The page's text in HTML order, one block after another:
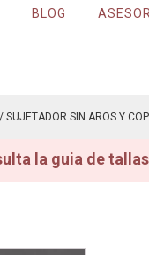
BLOG
/ SUJETADOR SIN AROS Y
la guia de